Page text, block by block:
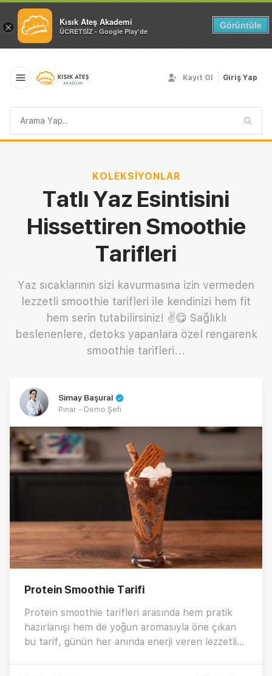
× Kısık Ateş Akademi
ÜCRETSİZ - Google Play'de
Görüntüle
sorgusu
Kayıt Ol Giriş Yap
KOLEKSIYONLAR
Tatlı Yaz Esintisini
Hissettiren Smoothie
Tarifleri
Yaz sıcaklarının sizi kavurmasına izin vermeden
lezzetli smoothie tarifleri ile kendinizi hem fit
hem serin tutabilirsiniz! ✌️😋 Sağlıklı
beslenenlere, detoks yapanlara özel rengarenk
smoothie tarifleri...
Simay Başural
Pınar - Demo Şefi
Protein Smoothie Tarifi
Protein smoothie tarifleri arasında hem pratik
hazırlanışı hem de yoğun aromasıyla öne çıkan
bu tarif, günün her anında enerji veren lezzetli